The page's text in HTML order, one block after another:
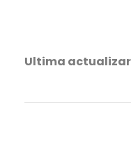
Ultima